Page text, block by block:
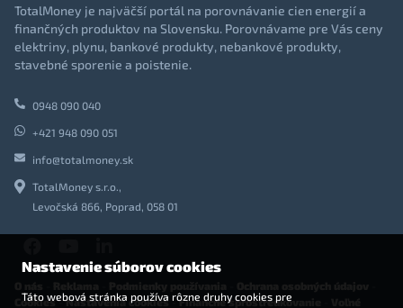
TotalMoney je najväčší portál na porovnávanie cien energií a
finančných produktov na Slovensku. Porovnávame pre Vás ceny
elektriny, plynu, bankové produkty, nebankové produkty,
stavebné sporenie a poistenie.
0948 090 040
+421 948 090 051
info@totalmoney.sk
TotalMoney s.r.o.,
Levočská 866, Poprad, 058 01
Cookies-Nastavenia cookies -Finančné sprostredkovanie
Nastavenie súborov cookies
Táto webová stránka používa rôzne druhy cookies pre